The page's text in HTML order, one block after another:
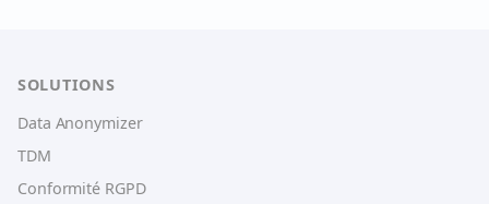
SOLUTIONS
Data Anonymizer
TDM
Conformité RGPD